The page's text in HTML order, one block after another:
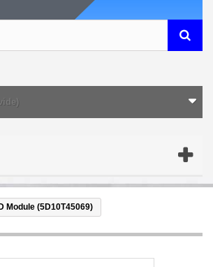
Module (5D10T45069)